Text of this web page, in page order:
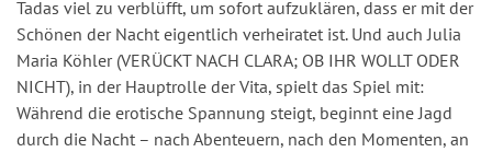
Tadas viel zu verblüfft, um sofort aufzuklären, dass er mit der
Schönen der Nacht eigentlich verheiratet ist. Und auch Julia
Maria Köhler (VERÜCKT NACH CLARA; OB IHR WOLLT ODER
NICHT), in der Hauptrolle der Vita, spielt das Spiel mit:
Während die erotische Spannung steigt, beginnt eine Jagd
durch die Nacht – nach Abenteuern, nach den Momenten, an